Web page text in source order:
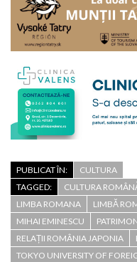
PUBLICAT ÎN:
CULTURA
TAGGED:
CULTURA
LIMBA ROMANA
LIMBĂ
MIHAI EMINESCU
RELAȚII ROMÂNIA JAPONIA
TOKYO UNIVERSITY OF